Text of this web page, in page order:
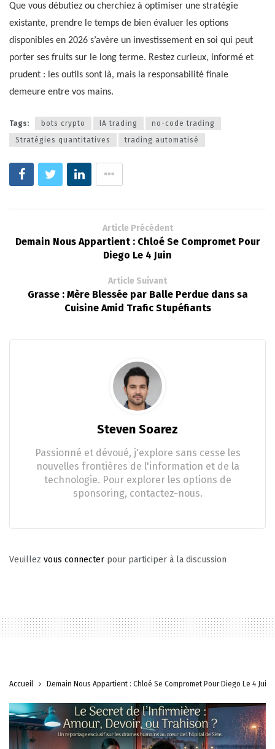
Que vous débutiez ou cherchiez à optimiser une stratégie
existante, prendre le temps de bien évaluer les options
disponibles en 2026 s’avère un investissement en soi qui peut
porter ses fruits sur le long terme. Restez curieux, informé et
prudent : les outils sont là, mais la responsabilité finale
demeure entre vos mains.
Tags: bots crypto IA trading
no-code trading
Stratégies quantitatives
trading automatisé
Article Précédent
Demain Nous Appartient : Chloé Se Compromet Pour
Diego Le 4 Juin
Article Suivant
Grasse : Mère Blessée par Balle Perdue dans sa
Cuisine Amid Trafic Stupéfiants
Steven Soarez
Passionné et dévoué, j'explore sans cesse les
nouvelles frontières de l'information et de la
technologie. Pour explorer les options de
sponsoring, contactez-nous.
Veuillez vous connecter pour participer à la discussion
Accueil Demain Nous Appartient : Chloé Se Compromet Pour Diego Le 4 Juin